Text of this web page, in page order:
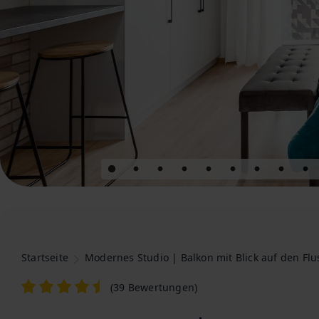
Startseite Modernes Studio | Balkon mit Blick auf den
(39 Bewertungen)